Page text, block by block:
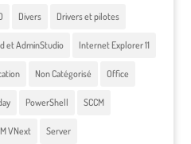
Divers Drivers et pilotes
et AdminStudio Internet Explorer 11
Non Catégorisé Office
PowerShell SCCM
VNext Server